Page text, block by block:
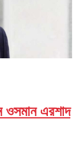
ওসমান এরশাদ